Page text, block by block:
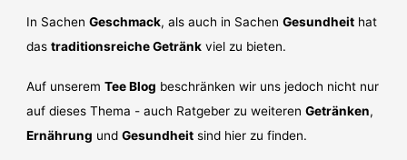
In SachenGeschmack, als auch in SachenGesundheit hat
dastraditionsreiche Getränk viel zu bieten.
Auf unseremTee Blog beschränken wir uns jedoch nicht nur
auf dieses Thema - auch Ratgeber zu weiterenGetränken,
Ernährung undGesundheit sind hier zu finden.